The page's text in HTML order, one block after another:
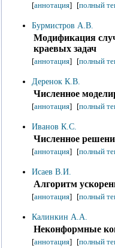
[аннотация] [полный
Бурмистров А.В.
Модификация
краевых задач
[аннотация] [полный
Деренок К.В.
Численное
[аннотация] [полный
Иванов К.С.
Численное
[аннотация] [полный
Исаев В.И.
Алгоритм
[аннотация] [полный
Калинкин А.А.
Неконформные
[аннотация] [полный